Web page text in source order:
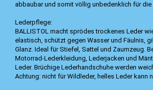
abbaubar und somit völlig unbedenklich für die
Lederpflege:
BALLISTOL macht sprödes trockenes Leder
elastisch, schützt gegen Wasser und Fäulnis,
Glanz. Ideal für Stiefel, Sattel und Zaumzeug.
Motorrad-Lederkleidung, Lederjacken und
Leder. Brüchige Lederhandschuhe werden
Achtung: nicht für Wildleder, helles Leder kann